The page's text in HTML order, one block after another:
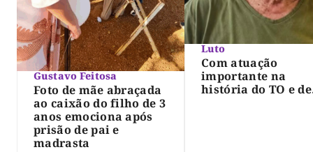
Gustavo Feitosa
Foto de mãe abraçada
ao caixão do filho de 3
anos emociona após
prisão de pai e
madrasta
Luto
Com atuação
importante na
história do TO e de